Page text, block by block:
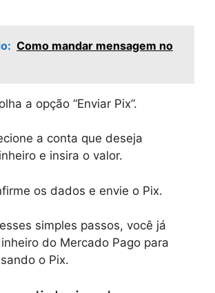
Como mandar mensagem no
a opção “Enviar Pix”.
a conta que deseja
e insira o valor.
os dados e envie o Pix.
simples passos, você já
do Mercado Pago para
o Pix.